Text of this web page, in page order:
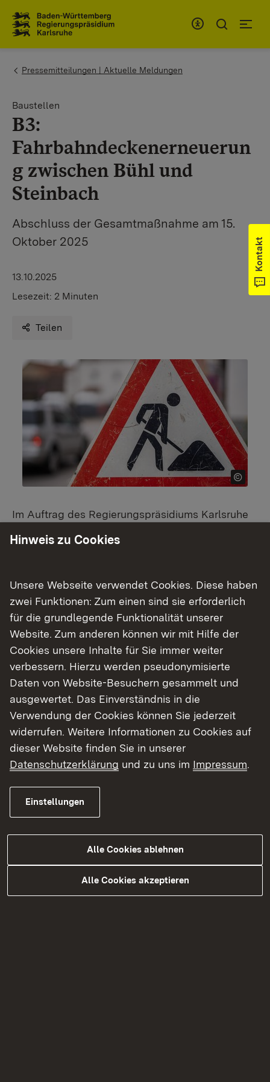
You are here:
Pressemitteilungen | Aktuelle Meldungen
Baustellen
B3:
Fahrbahndeckenerneuerun
g zwischen Bühl und
Steinbach
Abschluss der Gesamtmaßnahme am 15.
Oktober 2025
13.10.2025
Lesezeit: 2 Minuten
Teilen
Im Auftrag des Regierungspräsidiums Karlsruhe
Fahrbahndecke der B 3 zwischen dem
Baden - Baden) in zwei Bauabschnitten erneuert
Pressemitteilung 8. September 2025 ).
Der zweite Bauabschnitt, der seit 2. Oktober 2025
Die Rampe der B 3 auf die K 9608 sowie die K
9608 / B 3 Alt zwischen der Dr. –Rudolf Eberle–
Straße und dem Knotenpunkt in Steinbach
werden am Mittwoch, 15. Oktober 2025, im Laufe
des Tages wieder für den Verkehr freigegeben.
Mit dem Abschluss der Arbeiten ist damit auch
wieder die komplette Strecke befahrbar.
Die Baukosten der gesamten Maßnahme
betragen rund 1,1 Millionen Euro und werden vom
Bund getragen.
Weitere Informationen unterVerkehrsInfo BW
aktuellen Informationen zur Verkehrslage und zu
Kontakt
Hinweis zu Cookies
Unsere Webseite verwendet Cookies. Diese haben
zwei Funktionen: Zum einen sind sie erforderlich
für die grundlegende Funktionalität unserer
Website. Zum anderen können wir mit Hilfe der
Cookies unsere Inhalte für Sie immer weiter
verbessern. Hierzu werden pseudonymisierte
Daten von Website-Besuchern gesammelt und
ausgewertet. Das Einverständnis in die
Verwendung der Cookies können Sie jederzeit
widerrufen. Weitere Informationen zu Cookies auf
dieser Website finden Sie in unserer
Datenschutzerklärung und zu uns im Impressum.
Einstellungen
Alle Cookies ablehnen
Alle Cookies akzeptieren